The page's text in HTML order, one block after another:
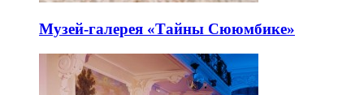
Музей-галерея «Тайны Сююмбике»